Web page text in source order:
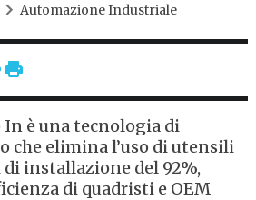
Automazione Industriale
In è una tecnologia di
che elimina l’uso di utensili
installazione del 92%,
di quadristi e OEM